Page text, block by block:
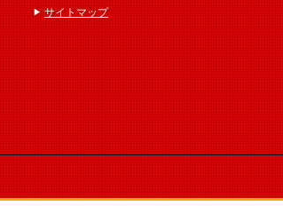
サイトマップ